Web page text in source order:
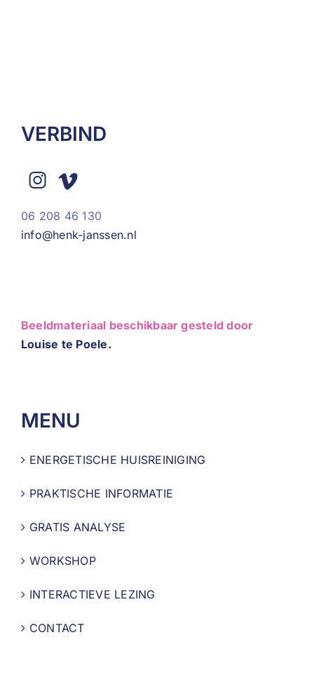
VERBIND
06 208 46 130
info@henk-janssen.nl
Beeldmateriaal beschikbaar gesteld door
Louise te Poele.
MENU
ENERGETISCHE HUISREINIGING
PRAKTISCHE INFORMATIE
GRATIS ANALYSE
WORKSHOP
INTERACTIEVE LEZING
CONTACT